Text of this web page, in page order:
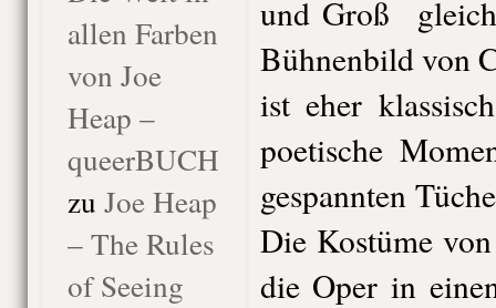
allen Farben
von Joe
Heap –
queerBUCH
zu Joe Heap
– The Rules
of Seeing
und Groß
Bühnenbild von
ist eher
poetische
gespannten
Die Kostüme
die Oper in